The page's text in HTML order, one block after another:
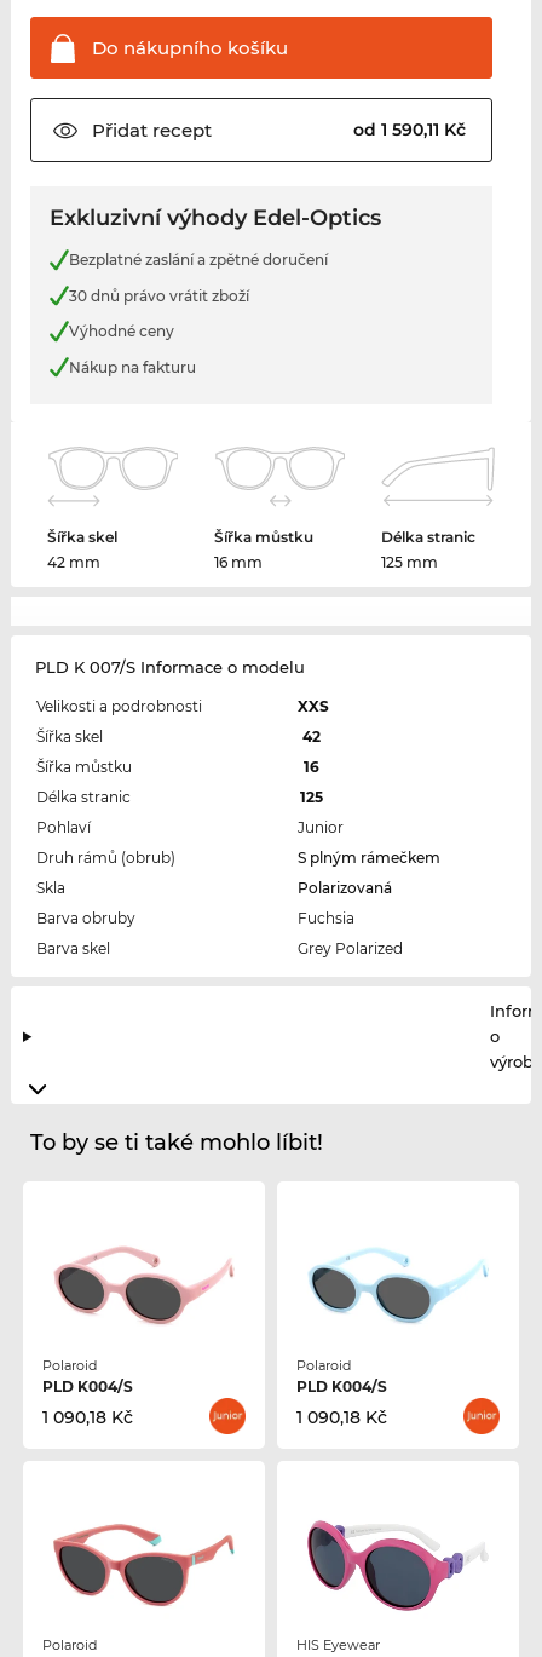
Do nákupního košíku
Přidatrecept od 1 590,11 Kč
Exkluzivní výhody Edel-Optics
Bezplatné zaslání a zpětné doručení
30 dnů právo vrátit zboží
Výhodné ceny
Nákup na fakturu
Šířka skel
42 mm
Šířka můstku
16 mm
Délka stranic
125 mm
PLD K 007/S Informace o modelu
Velikosti a podrobnosti
XXS
Šířka skel
42
Šířka můstku
16
Délka stranic
125
Pohlaví
Junior
Druh rámů (obrub)
S plným rámečkem
Skla
Polarizovaná
Barva obruby
Fuchsia
Barva skel
Grey Polarized
o
To by se ti také mohlo líbit!
Polaroid
PLD K004/S
1 090,18 Kč
Polaroid
PLD K004/S
1 090,18 Kč
Polaroid HIS Eyewear